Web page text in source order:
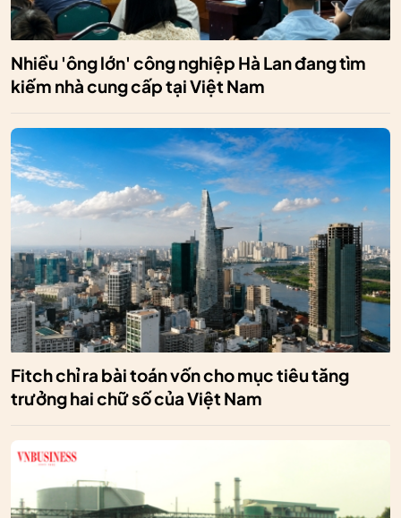
Nhiều 'ông lớn' công nghiệp Hà Lan đang tìm
kiếm nhà cung cấp tại Việt Nam
Fitch chỉ ra bài toán vốn cho mục tiêu tăng
trưởng hai chữ số của Việt Nam